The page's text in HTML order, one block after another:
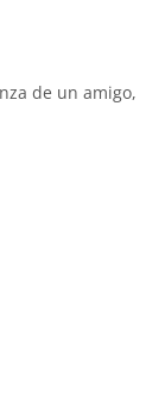
de un amigo,